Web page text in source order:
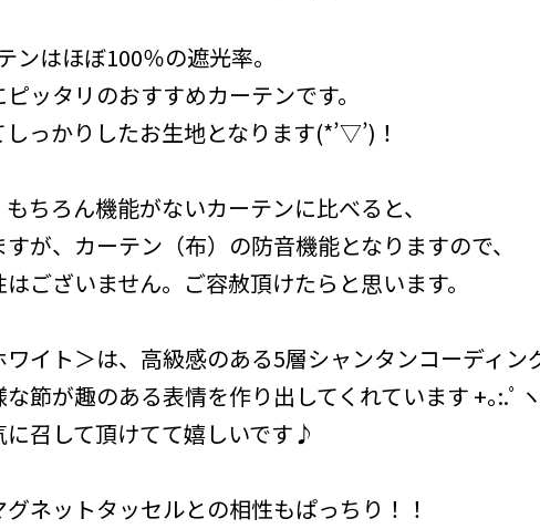
はほぼ100％の遮光率。
ッタリのおすすめカーテンです。
っかりしたお生地となります(*’▽’)！
ちろん機能がないカーテンに比べると、
が、カーテン（布）の防音機能となりますので、
ございません。ご容赦頂けたらと思います。
イト＞は、高級感のある5層シャンタンコーディン
節が趣のある表情を作り出してくれています +｡:.ﾟ
召して頂けてて嬉しいです♪
ネットタッセルとの相性もぱっちり！！